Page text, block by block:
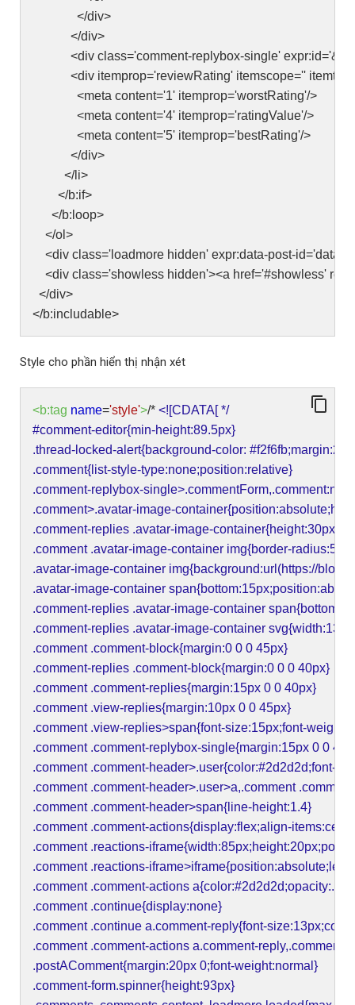
</div>
</div>
<div class='comment-replybox-single'
<div itemprop='reviewRating' itemscope=''
<meta content='1' itemprop='worstRating'/>
<meta content='4' itemprop='ratingValue'/>
<meta content='5' itemprop='bestRating'/>
</div>
</li>
</b:if>
</b:loop>
</ol>
<div class='loadmore hidden' expr:data-post-
<div class='showless hidden'><a href='#showless'
</div>
</b:includable>
Style cho phần hiển thị nhận xét
<b:tag name='style'>/* <![CDATA[ */
#comment-editor{min-height:89.5px}
.thread-locked-alert{background-color:
.comment{list-style-type:none;position:relative}
.comment-replybox-
.comment>.avatar-image-
.comment-replies .avatar-image-
.comment .avatar-image-container img{border-
.avatar-image-container img{background:url(https://
.avatar-image-container
.comment-replies .avatar-image-container
.comment-replies .avatar-image-container
.comment .comment-block{margin:0 0 0 45px}
.comment-replies .comment-block{margin:0 0 0 40px}
.comment .comment-replies{margin:15px 0 0 40px}
.comment .view-replies{margin:10px 0 0 45px}
.comment .view-replies>span{font-size:15px;font-
.comment .comment-replybox-single{margin:15px 0 0
.comment .comment-header>.user{color:#2d2d2d;font-
.comment .comment-header>.user>a,.comment
.comment .comment-header>span{line-height:1.4}
.comment .comment-actions{display:flex;align-
.comment .reactions-
.comment .reactions-
.comment .comment-actions a{color:#2d2d2d;opacity:.8}
.comment .continue{display:none}
.comment .continue a.comment-reply{font-
.comment .comment-actions a.comment-
.postAComment{margin:20px 0;font-weight:normal}
.comment-form.spinner{height:93px}